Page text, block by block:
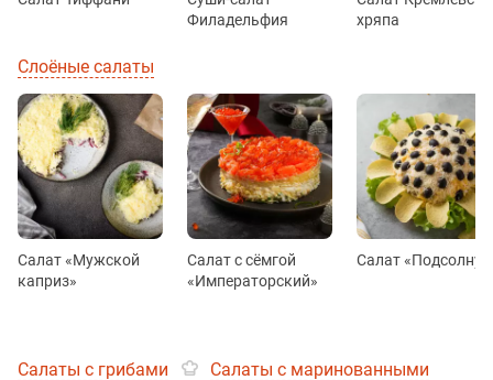
Филадельфия
хряпа
Слоёные салаты
Салат «Мужской
каприз»
Салат с сёмгой
«Императорский»
Салат
Салаты с грибами
Салаты с маринованными